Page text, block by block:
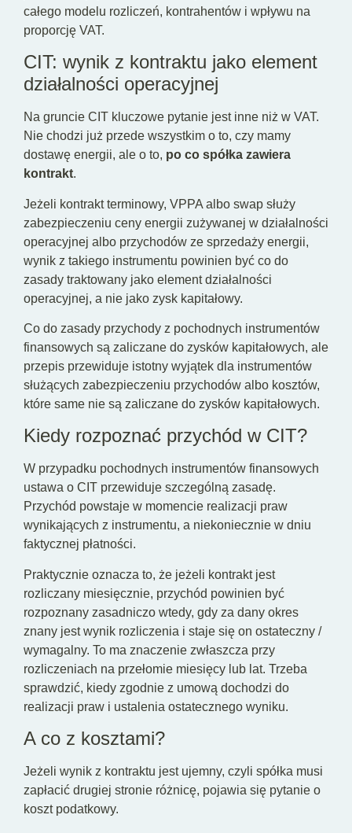
całego modelu rozliczeń, kontrahentów i wpływu na
proporcję VAT.
CIT: wynik z kontraktu jako element
działalności operacyjnej
Na gruncie CIT kluczowe pytanie jest inne niż w VAT.
Nie chodzi już przede wszystkim o to, czy mamy
dostawę energii, ale o to, po co spółka zawiera
kontrakt.
Jeżeli kontrakt terminowy, VPPA albo swap służy
zabezpieczeniu ceny energii zużywanej w działalności
operacyjnej albo przychodów ze sprzedaży energii,
wynik z takiego instrumentu powinien być co do
zasady traktowany jako element działalności
operacyjnej, a nie jako zysk kapitałowy.
Co do zasady przychody z pochodnych instrumentów
finansowych są zaliczane do zysków kapitałowych, ale
przepis przewiduje istotny wyjątek dla instrumentów
służących zabezpieczeniu przychodów albo kosztów,
które same nie są zaliczane do zysków kapitałowych.
Kiedy rozpoznać przychód w CIT?
W przypadku pochodnych instrumentów finansowych
ustawa o CIT przewiduje szczególną zasadę.
Przychód powstaje w momencie realizacji praw
wynikających z instrumentu, a niekoniecznie w dniu
faktycznej płatności.
Praktycznie oznacza to, że jeżeli kontrakt jest
rozliczany miesięcznie, przychód powinien być
rozpoznany zasadniczo wtedy, gdy za dany okres
znany jest wynik rozliczenia i staje się on ostateczny /
wymagalny. To ma znaczenie zwłaszcza przy
rozliczeniach na przełomie miesięcy lub lat. Trzeba
sprawdzić, kiedy zgodnie z umową dochodzi do
realizacji praw i ustalenia ostatecznego wyniku.
A co z kosztami?
Jeżeli wynik z kontraktu jest ujemny, czyli spółka musi
zapłacić drugiej stronie różnicę, pojawia się pytanie o
koszt podatkowy.